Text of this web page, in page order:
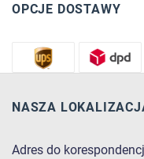
OPCJE DOSTAWY
NASZA
Adres do